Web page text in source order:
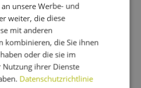
unsere Werbe- und
weiter, die diese
mit anderen
kombinieren, die Sie ihnen
oder die sie im
Nutzung ihrer Dienste
Datenschutzrichtlinie